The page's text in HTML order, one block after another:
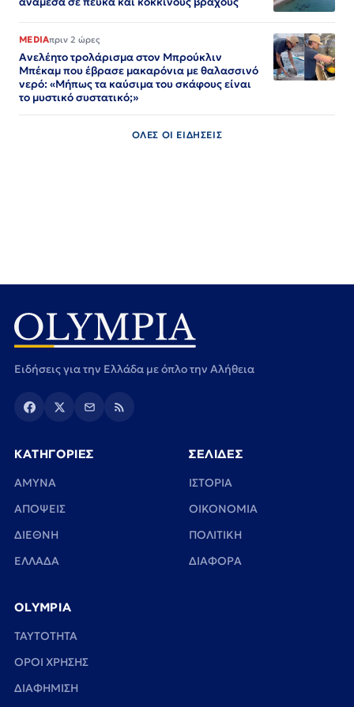
MEDIAπριν 2 ώρες
Ανελέητο τρολάρισμα στον Μπρούκλιν
Μπέκαμ που έβρασε μακαρόνια με θαλασσινό
νερό: «Μήπως τα καύσιμα του σκάφους είναι
το μυστικό συστατικό;»
ΟΛΕΣ ΟΙ ΕΙΔΗΣΕΙΣ
Ειδήσεις για την Ελλάδα με όπλο την Αλήθεια
ΚΑΤΗΓΟΡΙΕΣ
ΑΜΥΝΑ
ΑΠΟΨΕΙΣ
ΔΙΕΘΝΗ
ΕΛΛΑΔΑ
ΣΕΛΙΔΕΣ
ΙΣΤΟΡΙΑ
ΟΙΚΟΝΟΜΙΑ
ΠΟΛΙΤΙΚΗ
ΔΙΑΦΟΡΑ
OLYMPIA
TAYTOTHTA
ΟΡΟΙ ΧΡΗΣΗΣ
ΔΙΑΦΗΜΙΣΗ